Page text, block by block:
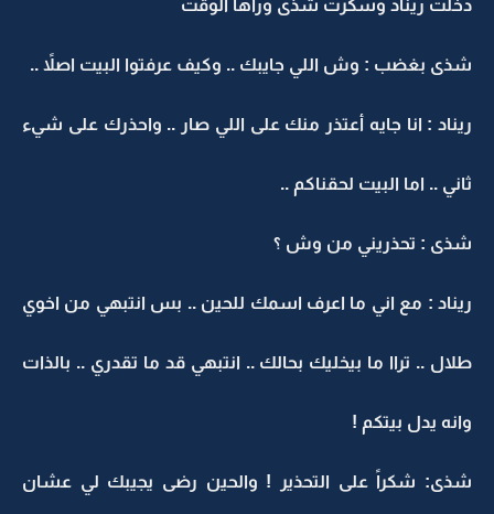
دخلت ريناد وسكرت شذى وراها الوقت
شذى بغضب : وش اللي جايبك .. وكيف عرفتوا البيت اصلاً ..
ريناد : انا جايه أعتذر منك على اللي صار .. واحذرك على شيء
ثاني .. اما البيت لحقناكم ..
شذى : تحذريني من وش ؟
ريناد : مع اني ما اعرف اسمك للحين .. بس انتبهي من اخوي
طلال .. تراا ما بيخليك بحالك .. انتبهي قد ما تقدري .. بالذات
وانه يدل بيتكم !
شذى: شكراً على التحذير ! والحين رضى يجيبك لي عشان